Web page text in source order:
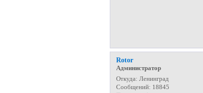
Rotor
Администратор
Откуда: Ленинград
Сообщений: 18845